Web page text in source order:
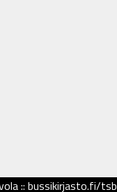
:: bussikirjasto.fi/tsb